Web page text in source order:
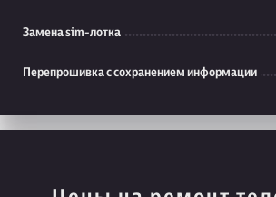
Замена sim-лотка
Перепрошивка с сохранением информации